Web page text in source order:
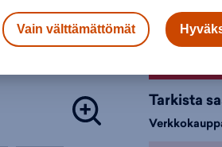
aika -
128
Tarkista
Vain välttämättömät